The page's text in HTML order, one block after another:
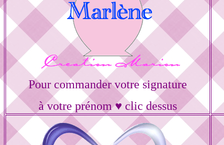
Pour commander votre signature
à votre prénom ♥ clic dessus